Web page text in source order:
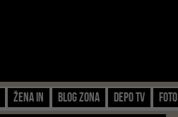
Žena IN Blog zona Depo TV FOTO